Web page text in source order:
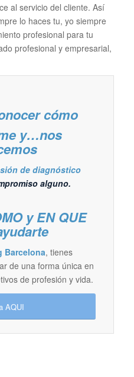
al servicio del cliente. Así
lo haces tu, yo siempre
profesional para tu
profesional y empresarial,
cómo
y…nos
de diagnóstico
alguno.
y EN QUE
Barcelona, tienes
de una forma única en
de profesión y vida.
AQUI